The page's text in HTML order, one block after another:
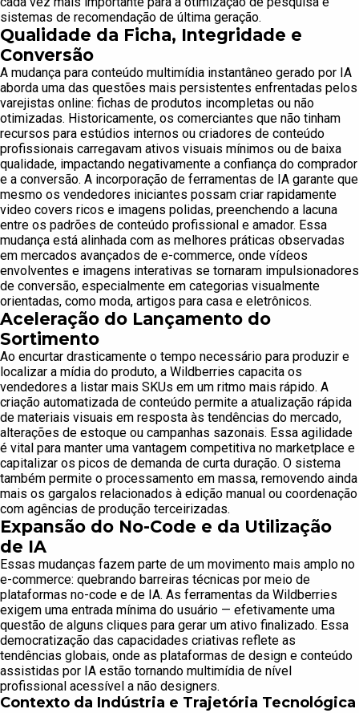
sistemas de recomendação de última geração.
Qualidade da Ficha, Integridade e
Conversão
A mudança para conteúdo multimídia instantâneo gerado por IA
aborda uma das questões mais persistentes enfrentadas pelos
varejistas online: fichas de produtos incompletas ou não
otimizadas. Historicamente, os comerciantes que não tinham
recursos para estúdios internos ou criadores de conteúdo
profissionais carregavam ativos visuais mínimos ou de baixa
qualidade, impactando negativamente a confiança do comprador
e a conversão. A incorporação de ferramentas de IA garante que
mesmo os vendedores iniciantes possam criar rapidamente
video covers ricos e imagens polidas, preenchendo a lacuna
entre os padrões de conteúdo profissional e amador. Essa
mudança está alinhada com as melhores práticas observadas
em mercados avançados de e-commerce, onde vídeos
envolventes e imagens interativas se tornaram impulsionadores
de conversão, especialmente em categorias visualmente
orientadas, como moda, artigos para casa e eletrônicos.
Aceleração do Lançamento do
Sortimento
Ao encurtar drasticamente o tempo necessário para produzir e
localizar a mídia do produto, a Wildberries capacita os
vendedores a listar mais SKUs em um ritmo mais rápido. A
criação automatizada de conteúdo permite a atualização rápida
de materiais visuais em resposta às tendências do mercado,
alterações de estoque ou campanhas sazonais. Essa agilidade
é vital para manter uma vantagem competitiva no marketplace e
capitalizar os picos de demanda de curta duração. O sistema
também permite o processamento em massa, removendo ainda
mais os gargalos relacionados à edição manual ou coordenação
com agências de produção terceirizadas.
Expansão do No-Code e da Utilização
de IA
Essas mudanças fazem parte de um movimento mais amplo no
e-commerce: quebrando barreiras técnicas por meio de
plataformas no-code e de IA. As ferramentas da Wildberries
exigem uma entrada mínima do usuário — efetivamente uma
questão de alguns cliques para gerar um ativo finalizado. Essa
democratização das capacidades criativas reflete as
tendências globais, onde as plataformas de design e conteúdo
assistidas por IA estão tornando multimídia de nível
profissional acessível a não designers.
Contexto da Indústria e Trajetória Tecnológica